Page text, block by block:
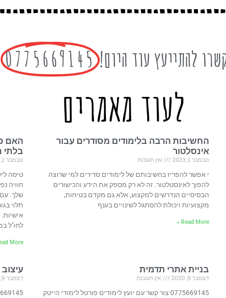
להתייעץ עוד היום!0775669145
לעוד מאמרים
החשיבות הרבה בלימודים מסודרים עבור
אינסלטור
נובמבר 1, 2023
אין תגובות
י אפשר להפריז בחשיבותם של לימודים סדירים למי שרוצה
להפוך לאינסטלטור. זה לא רק מספק את הידע והכישורים
הבסיסיים הנדרשים למקצוע, אלא גם מקדם בטיחות,
מקצועיות ויכולת להסתגל לשינויים בענף
Read More »
האם
בלתי
נובמבר 1, 2023
טיסה
חוויה
שלך. עם
תלוי
לחו"ל
More »
בניית אתרי תדמית
דצמבר 9, 2020
אין תגובות
0775669145 צור קשר עם יועץ לימודים פורטל לימודי הייטק
עיצוב
דצמבר 9, 2020